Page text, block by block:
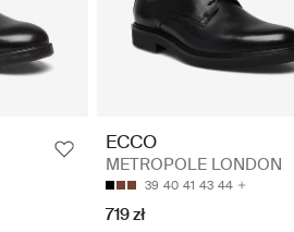
ECCO
METROPOLE LONDON
39 40 41 43 44
719 zł